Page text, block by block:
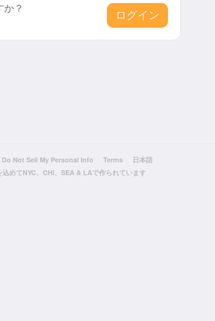
？
Do Not Sell My Personal Info Terms
日本語
めてNYC、CHI、SEA & LAで作られています